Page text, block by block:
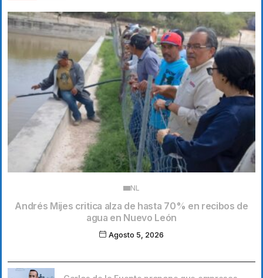
NL
Andrés Mijes critica alza de hasta 70% en recibos de
agua en Nuevo León
Agosto 5, 2026